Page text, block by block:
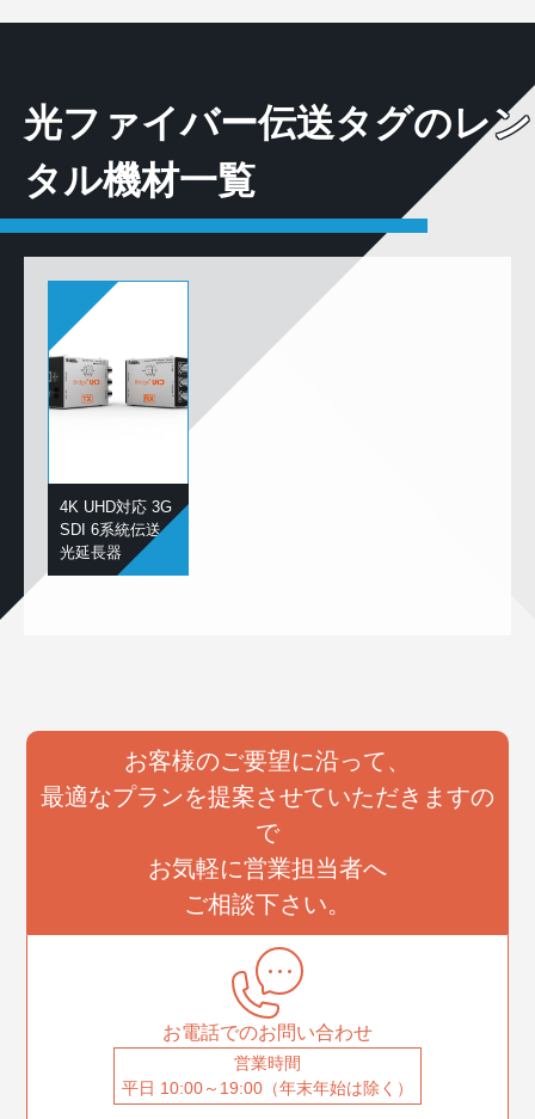
光ファイバー伝送タグのレン
タル機材一覧
4K UHD対応 3G
SDI 6系統伝送
光延長器
お客様のご要望に沿って、
最適なプランを提案させていただきますの
で
お気軽に営業担当者へ
ご相談下さい。
お電話でのお問い合わせ
営業時間
平日 10:00～19:00（年末年始は除く）